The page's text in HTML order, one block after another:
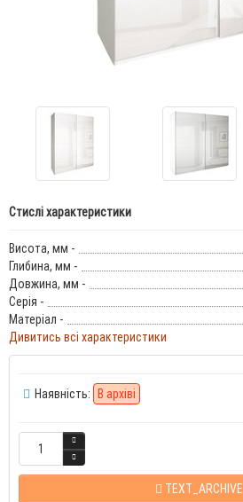
Стислі характеристики
Висота, мм -
Глибина, мм -
Довжина, мм -
Серія -
Матеріал -
Дивитись всі характеристики
Наявність: В архіві
TEXT_ARCHIVE